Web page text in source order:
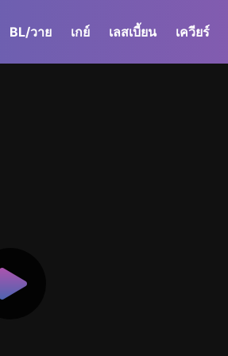
BL/วาย เกย์ เลสเบี้ยน เควียร์